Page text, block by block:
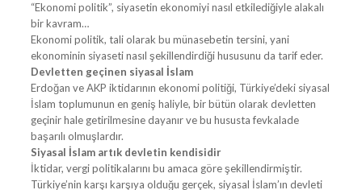
“Ekonomi politik”, siyasetin ekonomiyi nasıl etkilediğiyle alakalı
bir kavram…
Ekonomi politik, tali olarak bu münasebetin tersini, yani
ekonominin siyaseti nasıl şekillendirdiği hususunu da tarif eder.
Devletten geçinen siyasal İslam
Erdoğan ve AKP iktidarının ekonomi politiği, Türkiye’deki siyasal
İslam toplumunun en geniş haliyle, bir bütün olarak devletten
geçinir hale getirilmesine dayanır ve bu hususta fevkalade
başarılı olmuşlardır.
Siyasal İslam artık devletin kendisidir
İktidar, vergi politikalarını bu amaca göre şekillendirmiştir.
Türkiye’nin karşı karşıya olduğu gerçek, siyasal İslam’ın devleti